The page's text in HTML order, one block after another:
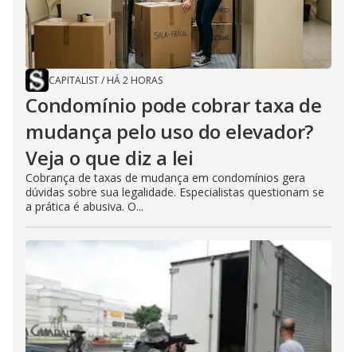
CAPITALIST/ HÁ 2 HORAS
Condomínio pode cobrar taxa de
mudança pelo uso do elevador?
Veja o que diz a lei
Cobrança de taxas de mudança em condomínios gera
dúvidas sobre sua legalidade. Especialistas questionam se
a prática é abusiva. O...